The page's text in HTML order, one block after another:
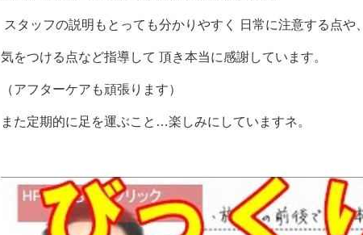
スタッフの説明もとっても分かりやすく 日常に注意する点や、
気をつける点など指導して 頂き本当に感謝しています。
（アフターケアも頑張ります）
また定期的に足を運ぶこと…楽しみにしていますネ。